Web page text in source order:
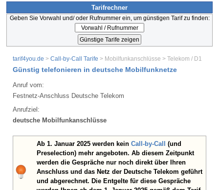
Tarifrechner
Geben Sie Vorwahl und/ oder Rufnummer ein, um günstigen Tarif zu finden:
tarif4you.de > Call-by-Call Tarife > Mobilfunkanschlüsse > Telekom / D1
Günstig telefonieren in deutsche Mobilfunknetze
Anruf vom:
Festnetz-Anschluss Deutsche Telekom
Anrufziel:
deutsche Mobilfunkanschlüsse
Ab 1. Januar 2025 werden kein Call-by-Call (und
Preselection) mehr angeboten. Ab diesem Zeitpunkt
werden die Gespräche nur noch direkt über Ihren
Anschluss und das Netz der Deutsche Telekom geführt
und abgerechnet. Die Entgelte für diese Gespräche